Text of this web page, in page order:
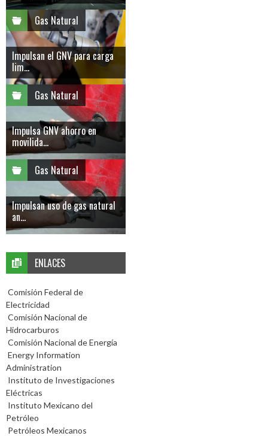
Gas Natural
Impulsan el GNV para carga
lim...
Gas Natural
Impulsa GNV ahorro en
movilida...
Gas Natural
Impulsan uso de gas natural
an...
ENLACES
Comisión Federal de
Electricidad
Comisión Nacional de
Hidrocarburos
Comisión Nacional de Energía
Energy Information
Administration
Instituto de Investigaciones
Eléctricas
Instituto Mexicano del
Petróleo
Petróleos Mexicanos